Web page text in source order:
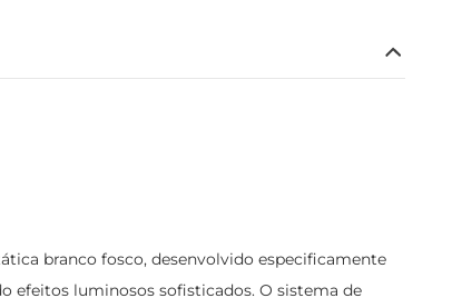
branco fosco, desenvolvido especificamente
efeitos luminosos sofisticados. O sistema de